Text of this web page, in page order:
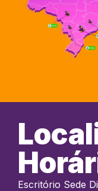
Escritório Sede